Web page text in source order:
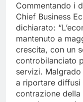
Commentando i
Chief Business
dichiarato:
mantenuto a
crescita, con un
controbilanciato
servizi.
a riportare diffusi
contrazione